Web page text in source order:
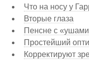
Что на носу у
Вторые глаза
Пенсне с
Простейший
Корректируют